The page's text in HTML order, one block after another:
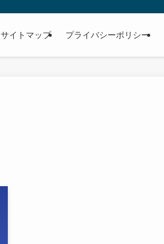
サイトマップ プライバシーポリシー